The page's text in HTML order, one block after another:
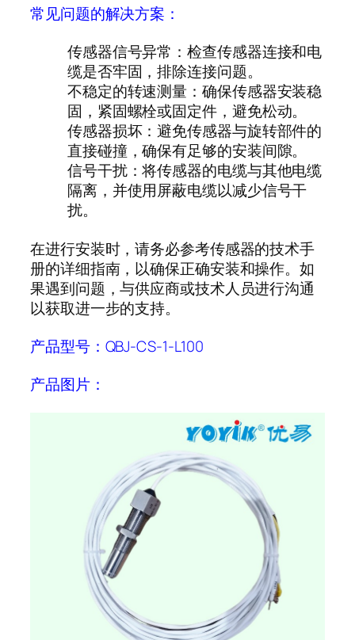
常见问题的解决方案：
传感器信号异常 ：检查传感器连接和电
缆是否牢固，排除连接问题。
不稳定的转速测量 ：确保传感器安装稳
固，紧固螺栓或固定件，避免松动。
传感器损坏：避免传感器与旋转部件的
直接碰撞，确保有足够的安装间隙。
信号干扰：将传感器的电缆与其他电缆
隔离，并使用屏蔽电缆以减少信号干
扰。
在进行安装时，请务必参考传感器的技术手
册的详细指南，以确保正确安装和操作。如
果遇到问题，与供应商或技术人员进行沟通
以获取进一步的支持。
产品型号：QBJ-CS-1-L100
产品图片：